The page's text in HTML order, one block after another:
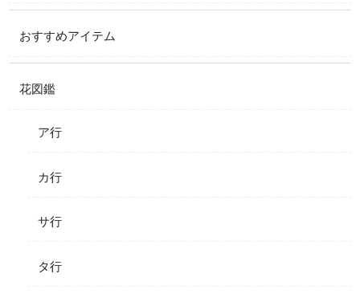
おすすめアイテム
花図鑑
ア行
カ行
サ行
タ行